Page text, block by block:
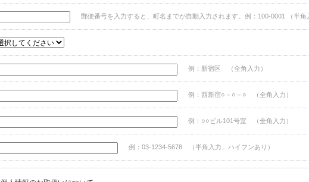
郵便番号を入力すると、町名までが自動入力されます。例：100-0001 （半角
例：新宿区 （全角入力）
例：西新宿○－○－○ （全角入力）
例：○○ビル101号室 （全角入力）
例：03-1234-5678 （半角入力、ハイフンあり）